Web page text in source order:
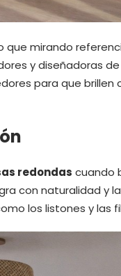
mirando
y diseñadoras
para que brillen
redondas cuando
con naturalidad y
los listones y las